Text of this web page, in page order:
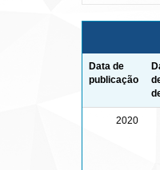
Data de
publicação
2020